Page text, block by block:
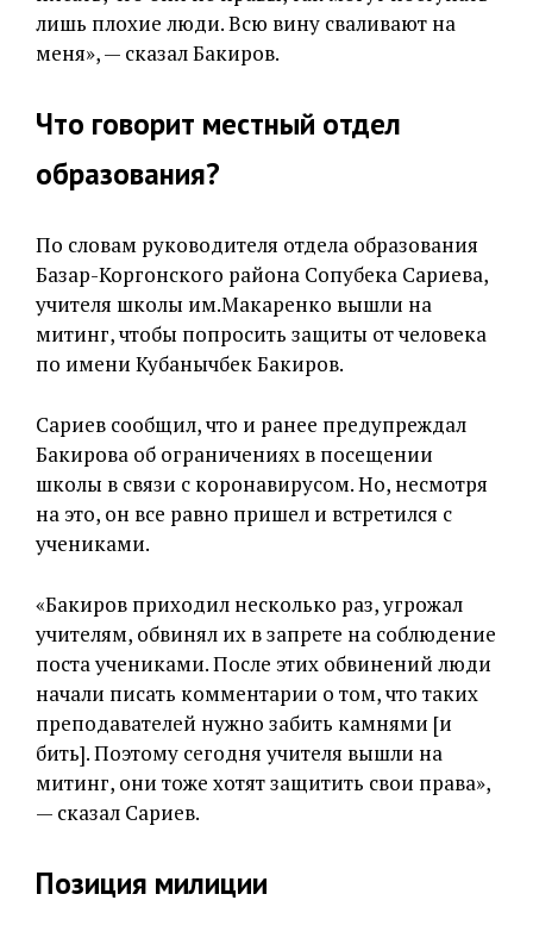
лишь плохие люди. Всю вину сваливают на
меня», — сказал Бакиров.
Что говорит местный отдел
образования?
По словам руководителя отдела образования
Базар-Коргонского района Сопубека Сариева,
учителя школы им.Макаренко вышли на
митинг, чтобы попросить защиты от человека
по имени Кубанычбек Бакиров.
Сариев сообщил, что и ранее предупреждал
Бакирова об ограничениях в посещении
школы в связи с коронавирусом. Но, несмотря
на это, он все равно пришел и встретился с
учениками.
«Бакиров приходил несколько раз, угрожал
учителям, обвинял их в запрете на соблюдение
поста учениками. После этих обвинений люди
начали писать комментарии о том, что таких
преподавателей нужно забить камнями [и
бить]. Поэтому сегодня учителя вышли на
митинг, они тоже хотят защитить свои права»,
— сказал Сариев.
Позиция милиции